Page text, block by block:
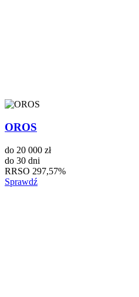
OROS
do 20 000 zł
do 30 dni
RRSO 297,57%
Sprawdź